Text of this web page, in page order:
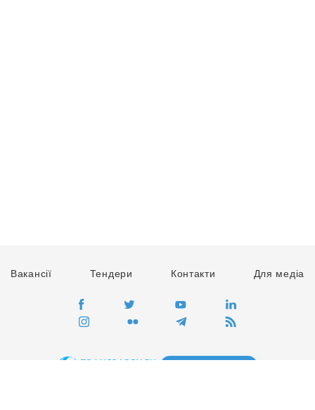
Вакансії Тендери Контакти Для медіа